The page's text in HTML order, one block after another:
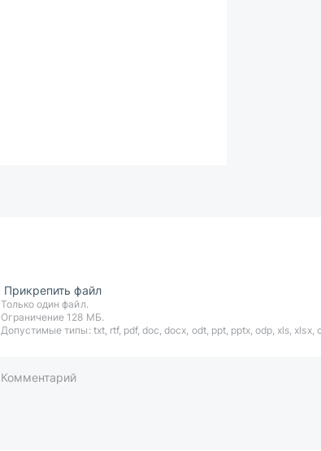
Прикрепить файл
Только один файл.
Ограничение 128 МБ.
Допустимые типы: txt, rtf, pdf, doc, docx, odt, ppt, pptx, odp, xls, xlsx,
Комментарий
пример: 89511234567 или +79511324567